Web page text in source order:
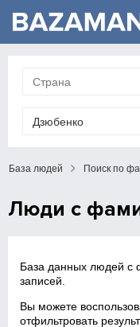
База людей Поиск по
Люди с
База данных людей
записей.
Вы можете
отфильтровать